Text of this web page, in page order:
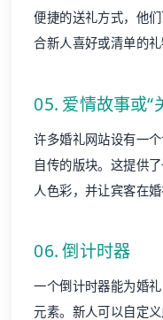
便捷的送礼方式，他
合新人喜好或清单的礼
05. 爱情故事或“
许多婚礼网站设有一
自传的版块。这提供
人色彩，并让宾客在
06. 倒计时器
一个倒计时器能为婚
元素。新人可以自定